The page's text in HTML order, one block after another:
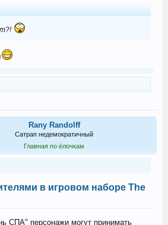
Rany Randolff
Сатрап недемократичный
Главная по ёлочкам
в игровом наборе The
СПА" персонажи могут принимать